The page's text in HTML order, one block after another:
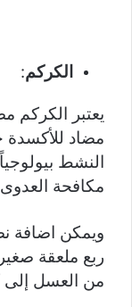
الكركم:
يعتبر الكركم
مضاد
النشط
مكافحة
ويمكن اضافة
ربع ملعقة
من العسل